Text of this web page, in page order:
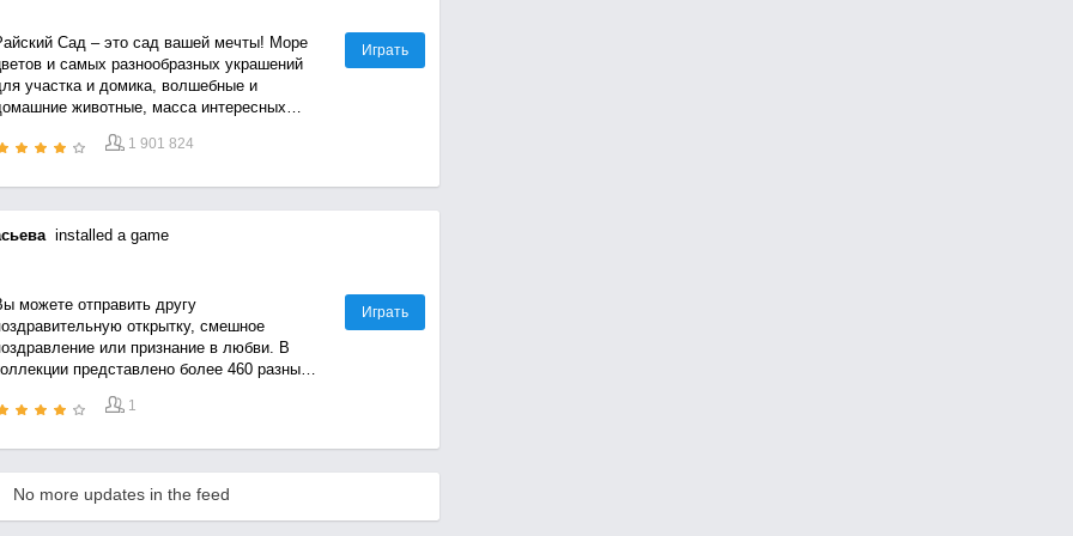
Сад – это сад вашей мечты! Море
и самых разнообразных украшений
участка и домика, волшебные и
животные, масса интересных
1 901 824
Играть
installed a game
можете отправить другу
открытку, смешное
или признание в любви. В
представлено более 460 разных
с днем победы (9 мая), цветы.
1
Играть
No more updates in the feed